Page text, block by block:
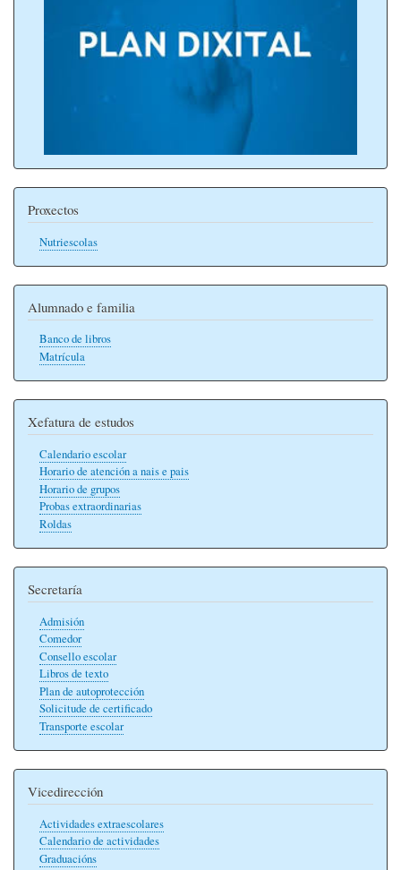
Proxectos
Nutriescolas
Alumnado e familia
Banco de libros
Matrícula
Xefatura de estudos
Calendario escolar
Horario de atención a nais e pais
Horario de grupos
Probas extraordinarias
Roldas
Secretaría
Admisión
Comedor
Consello escolar
Libros de texto
Plan de autoprotección
Solicitude de certificado
Transporte escolar
Vicedirección
Actividades extraescolares
Calendario de actividades
Graduacións